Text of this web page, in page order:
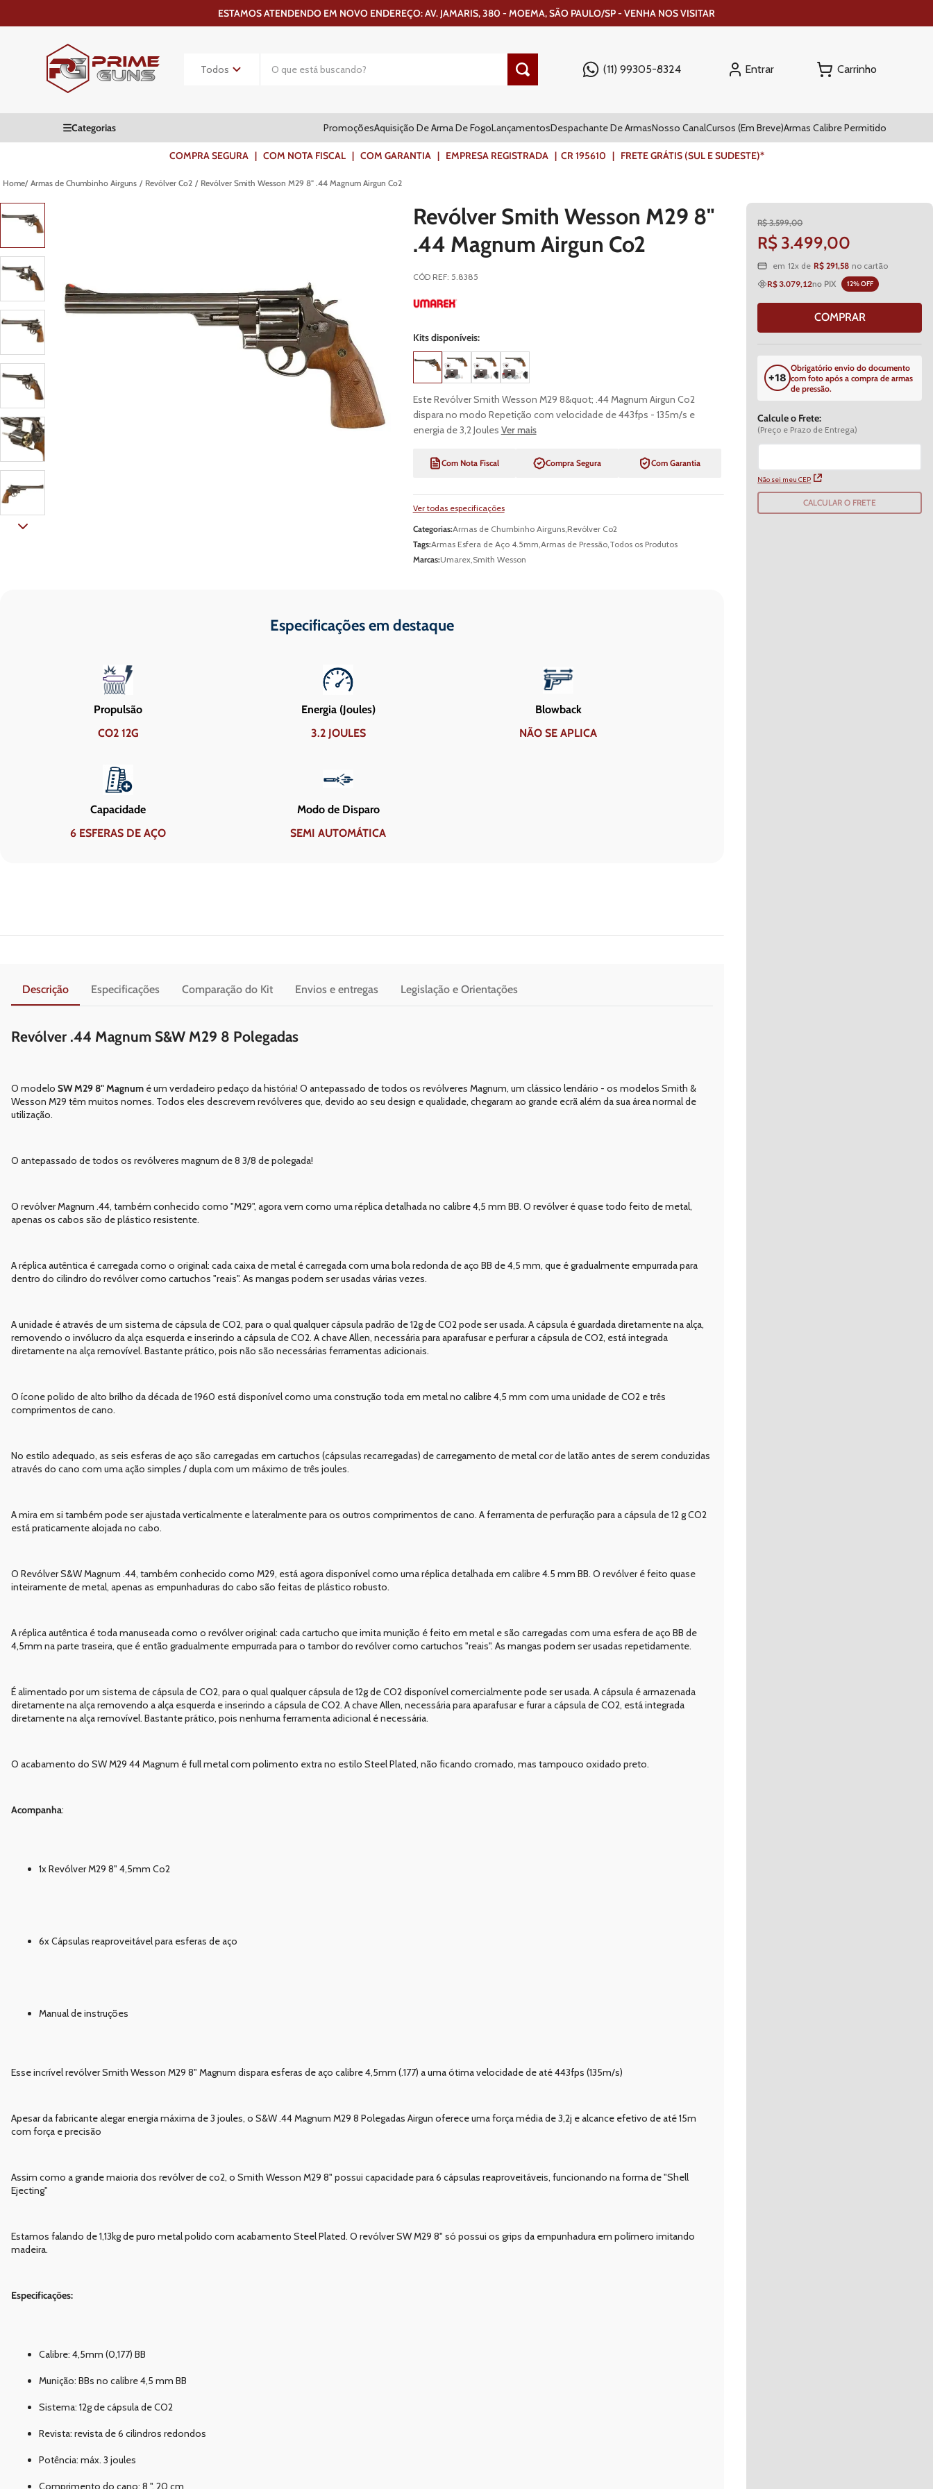
ESTAMOS ATENDENDO EM NOVO ENDEREÇO: AV. JAMARIS, 380 - MOEMA, SÃO PAULO/SP - VENHA NOS VISITAR
(11) 99305-8324 Entrar
PromoçõesAquisição De Arma De FogoLançamentosDespachante De ArmasNosso CanalCursos (Em Breve)Armas Calibre Permitido
COMPRA SEGURA | COM NOTA FISCAL | COM GARANTIA | EMPRESA REGISTRADA | CR 195610 | FRETE GRÁTIS (SUL E SUDESTE)*
Armas de Chumbinho Airguns Revólver Co2 Revólver Smith Wesson M29 8" .44 Magnum Airgun Co2
Revólver Smith Wesson M29 8"
.44 Magnum Airgun Co2
CÓD REF: 5.8385
Kits disponíveis:
Este Revólver Smith Wesson M29 8&quot; .44 Magnum Airgun Co2
dispara no modo Repetição com velocidade de 443fps - 135m/s e
energia de 3,2 Joules Ver mais
Com Nota Fiscal Compra Segura Com Garantia
Ver todas especificações
Categorias:Armas de Chumbinho Airguns,Revólver Co2
Tags:Armas Esfera de Aço 4.5mm,Armas de Pressão,Todos os Produtos
Marcas:Umarex,Smith Wesson
Especificações em destaque
Propulsão
CO2 12G
Energia (Joules)
3.2 JOULES
Blowback
NÃO SE APLICA
Capacidade
6 ESFERAS DE AÇO
Modo de Disparo
SEMI AUTOMÁTICA
Descrição Especificações Comparação do Kit Envios e entregas Legislação e Orientações
Revólver .44 Magnum S&W M29 8 Polegadas
O modelo SW M29 8" Magnum é um verdadeiro pedaço da história! O antepassado de todos os revólveres Magnum, um clássico lendário - os modelos Smith &
Wesson M29 têm muitos nomes. Todos eles descrevem revólveres que, devido ao seu design e qualidade, chegaram ao grande ecrã além da sua área normal de
utilização.
O antepassado de todos os revólveres magnum de 8 3/8 de polegada!
O revólver Magnum .44, também conhecido como "M29", agora vem como uma réplica detalhada no calibre 4,5 mm BB. O revólver é quase todo feito de metal,
apenas os cabos são de plástico resistente.
A réplica autêntica é carregada como o original: cada caixa de metal é carregada com uma bola redonda de aço BB de 4,5 mm, que é gradualmente empurrada para
dentro do cilindro do revólver como cartuchos "reais". As mangas podem ser usadas várias vezes.
A unidade é através de um sistema de cápsula de CO2, para o qual qualquer cápsula padrão de 12g de CO2 pode ser usada. A cápsula é guardada diretamente na alça,
removendo o invólucro da alça esquerda e inserindo a cápsula de CO2. A chave Allen, necessária para aparafusar e perfurar a cápsula de CO2, está integrada
diretamente na alça removível. Bastante prático, pois não são necessárias ferramentas adicionais.
O ícone polido de alto brilho da década de 1960 está disponível como uma construção toda em metal no calibre 4,5 mm com uma unidade de CO2 e três
comprimentos de cano.
No estilo adequado, as seis esferas de aço são carregadas em cartuchos (cápsulas recarregadas) de carregamento de metal cor de latão antes de serem conduzidas
através do cano com uma ação simples / dupla com um máximo de três joules.
A mira em si também pode ser ajustada verticalmente e lateralmente para os outros comprimentos de cano. A ferramenta de perfuração para a cápsula de 12 g CO2
está praticamente alojada no cabo.
O Revólver S&W Magnum .44, também conhecido como M29, está agora disponível como uma réplica detalhada em calibre 4.5 mm BB. O revólver é feito quase
inteiramente de metal, apenas as empunhaduras do cabo são feitas de plástico robusto.
A réplica autêntica é toda manuseada como o revólver original: cada cartucho que imita munição é feito em metal e são carregadas com uma esfera de aço BB de
4,5mm na parte traseira, que é então gradualmente empurrada para o tambor do revólver como cartuchos "reais". As mangas podem ser usadas repetidamente.
É alimentado por um sistema de cápsula de CO2, para o qual qualquer cápsula de 12g de CO2 disponível comercialmente pode ser usada. A cápsula é armazenada
diretamente na alça removendo a alça esquerda e inserindo a cápsula de CO2. A chave Allen, necessária para aparafusar e furar a cápsula de CO2, está integrada
diretamente na alça removível. Bastante prático, pois nenhuma ferramenta adicional é necessária.
O acabamento do SW M29 44 Magnum é full metal com polimento extra no estilo Steel Plated, não ficando cromado, mas tampouco oxidado preto.
Acompanha:
1x Revólver M29 8" 4,5mm Co2
6x Cápsulas reaproveitável para esferas de aço
Manual de instruções
Esse incrível revólver Smith Wesson M29 8" Magnum dispara esferas de aço calibre 4,5mm (.177) a uma ótima velocidade de até 443fps (135m/s)
Apesar da fabricante alegar energia máxima de 3 joules, o S&W .44 Magnum M29 8 Polegadas Airgun oferece uma força média de 3,2j e alcance efetivo de até 15m
com força e precisão
Assim como a grande maioria dos revólver de co2, o Smith Wesson M29 8" possui capacidade para 6 cápsulas reaproveitáveis, funcionando na forma de "Shell
Ejecting"
Estamos falando de 1,13kg de puro metal polido com acabamento Steel Plated. O revólver SW M29 8" só possui os grips da empunhadura em polímero imitando
madeira.
Especificações:
Calibre: 4,5mm (0,177) BB
Munição: BBs no calibre 4,5 mm BB
Sistema: 12g de cápsula de CO2
Revista: revista de 6 cilindros redondos
Potência: máx. 3 joules
Comprimento do cano: 8 ", 20 cm
R$ 3.599,00
R$ 3.499,00
em 12x de R$ 291,58 no cartão
R$ 3.079,12no PIX 12% OFF
COMPRAR
Obrigatório envio do documento
com foto após a compra de armas
de pressão.
Calcule o Frete:
(Preço e Prazo de Entrega)
Não sei meu CEP
CALCULAR O FRETE